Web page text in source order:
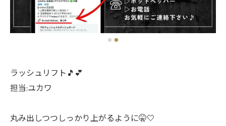
ラッシュリフト🎵💕
担当:ユカワ
丸み出しつつしっかり上がるように🤫🤍